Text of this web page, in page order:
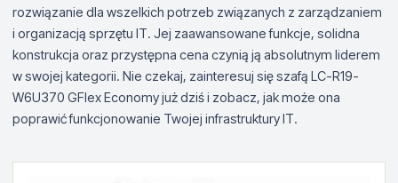
rozwiązanie dla wszelkich potrzeb związanych z zarządzaniem
i organizacją sprzętu IT. Jej zaawansowane funkcje, solidna
konstrukcja oraz przystępna cena czynią ją absolutnym liderem
w swojej kategorii. Nie czekaj, zainteresuj się szafą LC-R19-
W6U370 GFlex Economy już dziś i zobacz, jak może ona
poprawić funkcjonowanie Twojej infrastruktury IT.